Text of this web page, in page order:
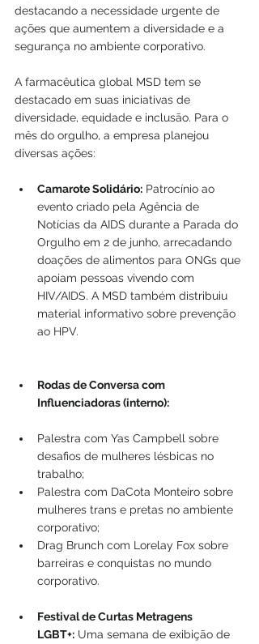
destacando a necessidade urgente de
ações que aumentem a diversidade e a
segurança no ambiente corporativo.
A farmacêutica global MSD tem se
destacado em suas iniciativas de
diversidade, equidade e inclusão. Para o
mês do orgulho, a empresa planejou
diversas ações:
Camarote Solidário: Patrocínio ao
evento criado pela Agência de
Notícias da AIDS durante a Parada do
Orgulho em 2 de junho, arrecadando
doações de alimentos para ONGs que
apoiam pessoas vivendo com
HIV/AIDS. A MSD também distribuiu
material informativo sobre prevenção
ao HPV.
Rodas de Conversa com
Influenciadoras (interno):
Palestra com Yas Campbell sobre
desafios de mulheres lésbicas no
trabalho;
Palestra com DaCota Monteiro sobre
mulheres trans e pretas no ambiente
corporativo;
Drag Brunch com Lorelay Fox sobre
barreiras e conquistas no mundo
corporativo.
Festival de Curtas Metragens
LGBT+: Uma semana de exibição de